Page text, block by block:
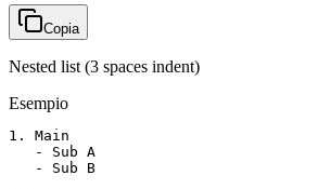
Copia
Nested list (3 spaces indent)
Esempio
1. Main
   - Sub A
   - Sub B